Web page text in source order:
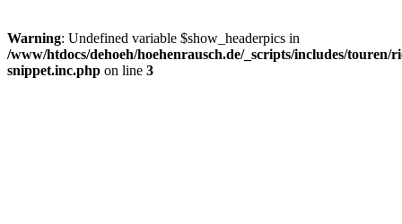
Warning: Undefined variable $show_headerpics in
/www/htdocs/dehoeh/hoehenrausch.de/_scripts/includes/touren/
snippet.inc.php on line 3